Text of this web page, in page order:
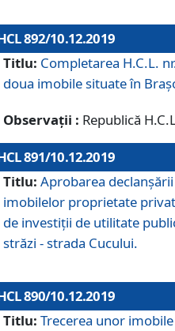
892/10.12.2019
Titlu: Completarea H.C.L.
doua imobile situate în
Observații : Republică
891/10.12.2019
Titlu: Aprobarea
imobilelor proprietate
de investiții de utilitate
străzi - strada Cucului.
890/10.12.2019
Titlu: Trecerea unor